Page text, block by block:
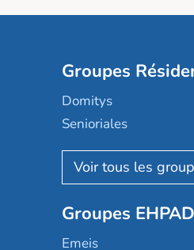
Groupes
Domitys
Senioriales
Nohée
Les Résidentiels
Mobicap
Domusvi
Groupes EHPAD
Emeis